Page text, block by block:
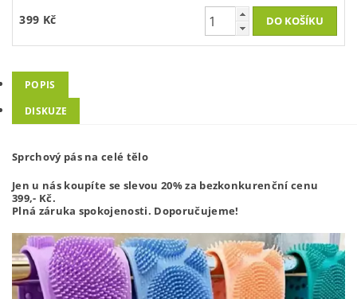
399 Kč
POPIS
DISKUZE
Sprchový pás na celé tělo
Jen u nás koupíte se slevou 20% za bezkonkurenční cenu
399,- Kč.
Plná záruka spokojenosti. Doporučujeme!